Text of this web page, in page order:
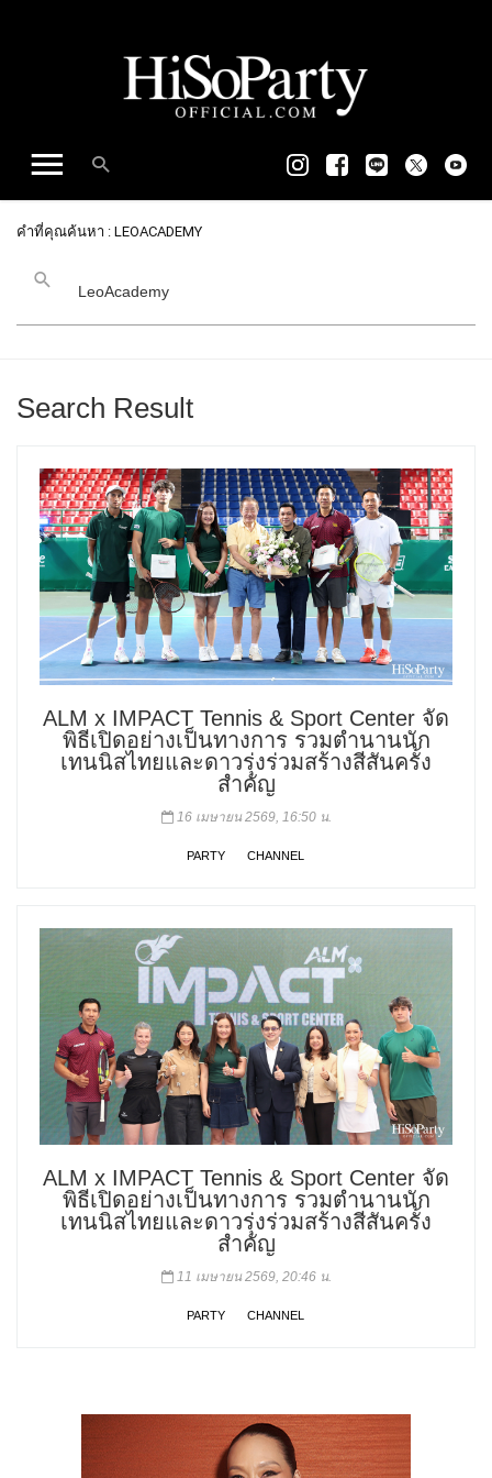
คำที่คุณค้นหา : LEOACADEMY
Search Result
ALM x IMPACT Tennis & Sport Center จัด
พิธีเปิดอย่างเป็นทางการ รวมตำนานนัก
เทนนิสไทยและดาวรุ่งร่วมสร้างสีสันครั้ง
สำคัญ
16 เมษายน 2569, 16:50 น.
PARTY CHANNEL
ALM x IMPACT Tennis & Sport Center จัด
พิธีเปิดอย่างเป็นทางการ รวมตำนานนัก
เทนนิสไทยและดาวรุ่งร่วมสร้างสีสันครั้ง
สำคัญ
11 เมษายน 2569, 20:46 น.
PARTY CHANNEL